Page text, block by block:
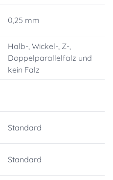
0,25 mm
Halb-, Wickel-, Z-,
Doppelparallelfalz und
kein Falz
Standard
Standard